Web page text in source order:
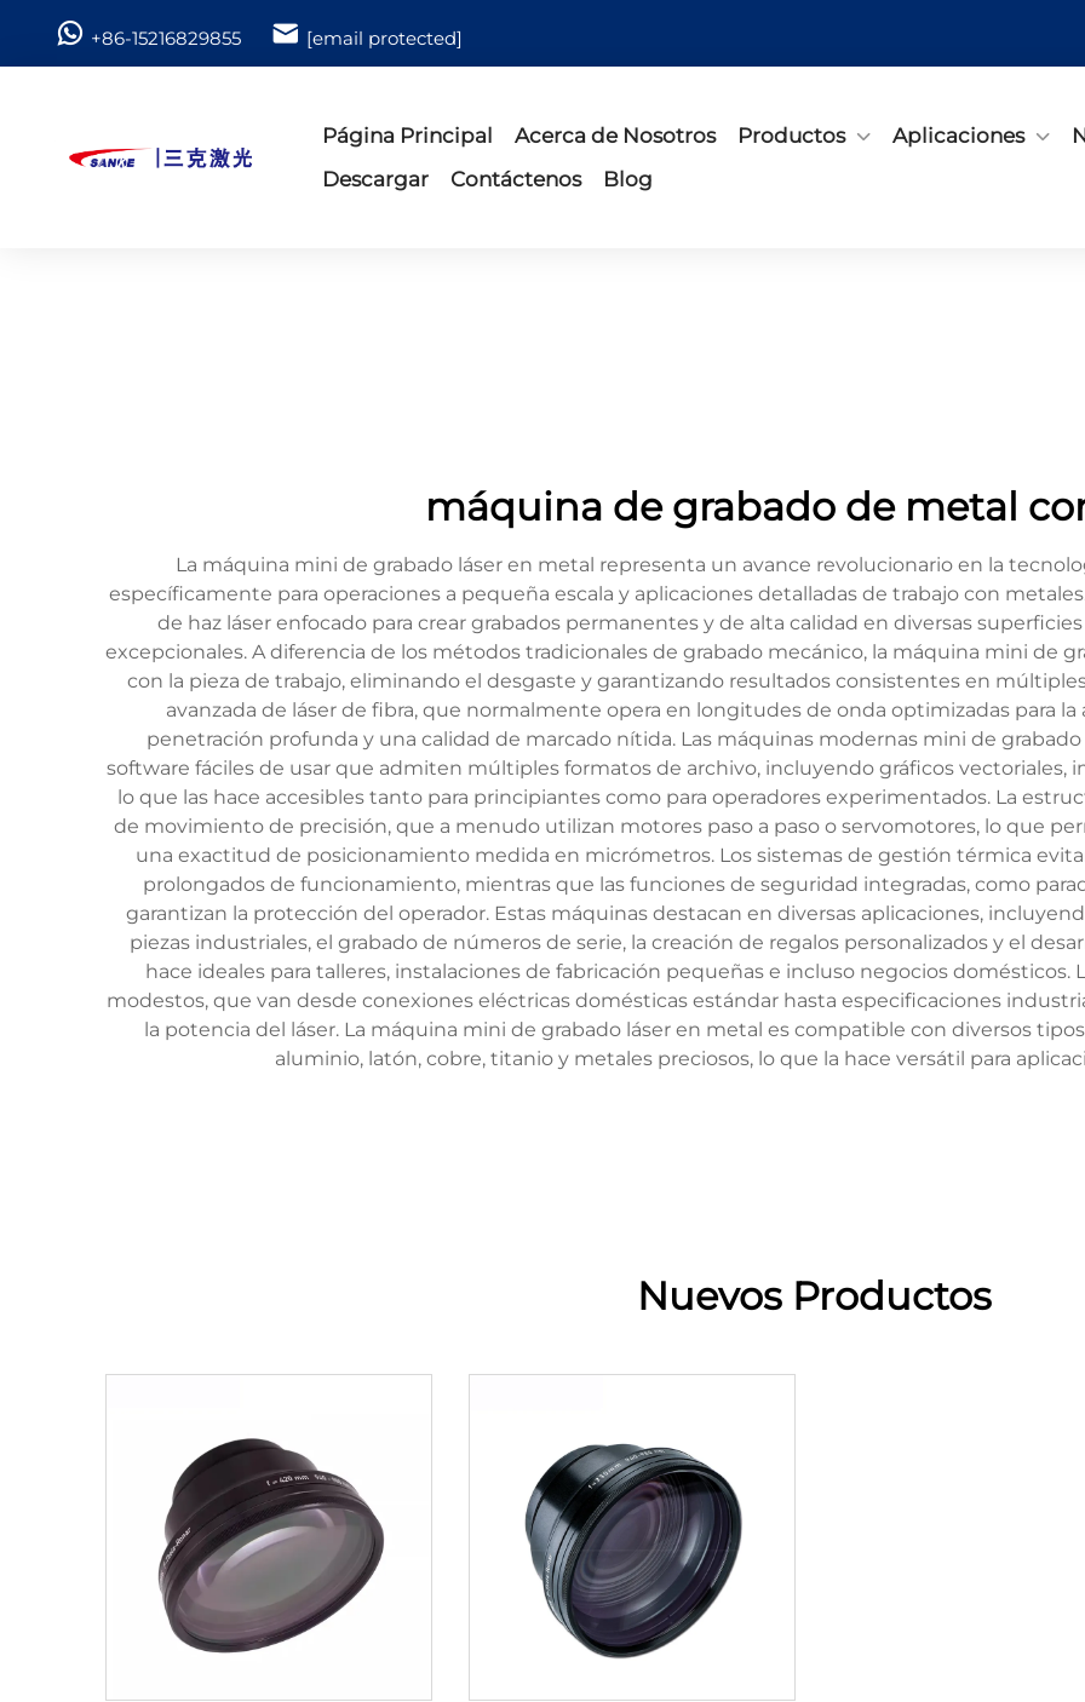
+86-15216829855 [email protected]
Página Principal Acerca de Nosotros Productos Aplicaciones
Descargar
Contáctenos Blog
máquina de grabado de metal
La máquina mini de grabado láser en metal representa un avance revolucionario en la
específicamente para operaciones a pequeña escala y aplicaciones detalladas de trabajo con
de haz láser enfocado para crear grabados permanentes y de alta calidad en diversas
excepcionales. A diferencia de los métodos tradicionales de grabado mecánico, la máquina mini de
con la pieza de trabajo, eliminando el desgaste y garantizando resultados consistentes en
avanzada de láser de fibra, que normalmente opera en longitudes de onda optimizadas para
penetración profunda y una calidad de marcado nítida. Las máquinas modernas mini de
software fáciles de usar que admiten múltiples formatos de archivo, incluyendo gráficos vectoriales,
lo que las hace accesibles tanto para principiantes como para operadores experimentados. La
de movimiento de precisión, que a menudo utilizan motores paso a paso o servomotores, lo que
una exactitud de posicionamiento medida en micrómetros. Los sistemas de gestión térmica
prolongados de funcionamiento, mientras que las funciones de seguridad integradas, como
garantizan la protección del operador. Estas máquinas destacan en diversas aplicaciones,
piezas industriales, el grabado de números de serie, la creación de regalos personalizados y el
hace ideales para talleres, instalaciones de fabricación pequeñas e incluso negocios
modestos, que van desde conexiones eléctricas domésticas estándar hasta especificaciones
la potencia del láser. La máquina mini de grabado láser en metal es compatible con diversos
aluminio, latón, cobre, titanio y metales preciosos, lo que la hace versátil para
Nuevos Productos